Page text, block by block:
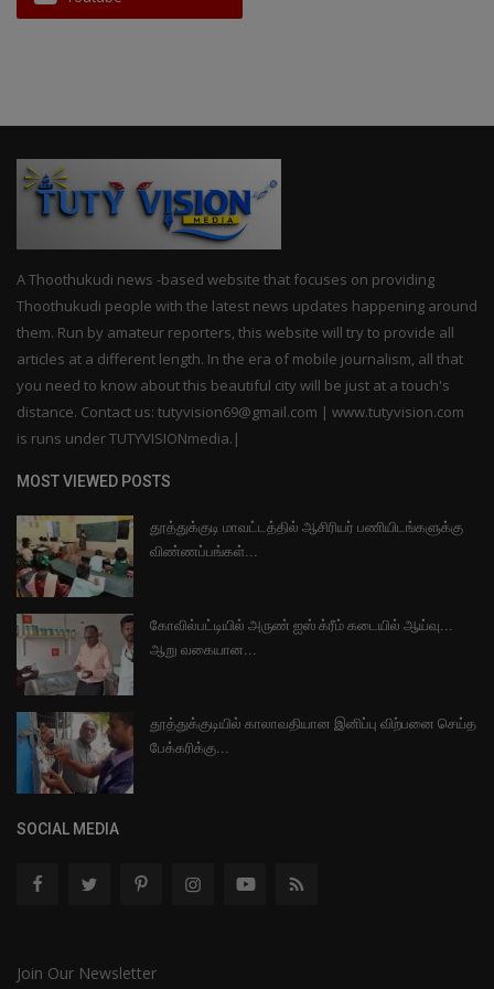
A Thoothukudi news -based website that focuses on providing
Thoothukudi people with the latest news updates happening around
them. Run by amateur reporters, this website will try to provide all
articles at a different length. In the era of mobile journalism, all that
you need to know about this beautiful city will be just at a touch's
distance. Contact us: tutyvision69@gmail.com | www.tutyvision.com
is runs under TUTYVISIONmedia.|
MOST VIEWED POSTS
தூத்துக்குடி மாவட்டத்தில் ஆசிரியர் பணியிடங்களுக்கு
விண்ணப்பங்கள்...
கோவில்பட்டியில் அருண் ஐஸ் க்ரீம் கடையில் ஆய்வு...
ஆறு வகையான...
தூத்துக்குடியில் காலாவதியான இனிப்பு விற்பனை செய்த
பேக்கரிக்கு...
SOCIAL MEDIA
Join Our Newsletter